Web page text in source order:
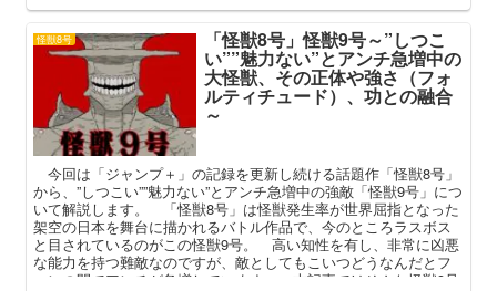
怪獣8号 「怪獣8号」怪獣9号～”しつこ
い””魅力ない”とアンチ急増中の
大怪獣、その正体や強さ（フォ
ルティチュード）、功との融合
～
今回は「ジャンプ＋」の記録を更新し続ける話題作「怪獣8号」
から、”しつこい””魅力ない”とアンチ急増中の強敵「怪獣9号」につ
いて解説します。 「怪獣8号」は怪獣発生率が世界屈指となった
架空の日本を舞台に描かれるバトル作品で、今のところラスボス
と目されているのがこの怪獣9号。 高い知性を有し、非常に凶悪
な能力を持つ難敵なのですが、敵としてもこいつどうなんだとフ
ァンの間でアンチが急増しています。 本記事ではそんな怪獣9号